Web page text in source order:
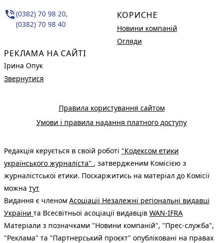
phone_in_talk(0382) 70 98 20,
(0382) 70 98 40
РЕКЛАМА НА САЙТІ
Ірина Опук
Звернутися
КОРИСНЕ
Новини компаній
Огляди
Правила користування сайтом
Умови і правила надання платного доступу
Редакція керується в своїй роботі "Кодексом етики
українського журналіста" , затвердженим Комісією з
журналістської етики. Поскаржитись на матеріал до Комісії
можна тут
Видання є членом Асоціації Незалежні регіональні видавці
України та Всесвітньої асоціації видавців WAN-IFRA
Матеріали з позначками "Новини компаній", "Прес-служба",
"Реклама" та "Партнерський проєкт" опубліковані на правах